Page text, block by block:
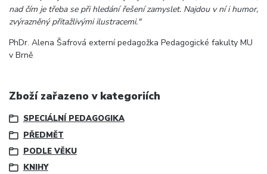
nad čím je třeba se při hledání řešení zamyslet. Najdou v ní i humor,
zvýrazněný přitažlivými ilustracemi."
PhDr. Alena Šafrová externí pedagožka Pedagogické fakulty MU
v Brně
Zboží zařazeno v kategoriích
SPECIÁLNÍ PEDAGOGIKA
PŘEDMĚT
PODLE VĚKU
KNIHY